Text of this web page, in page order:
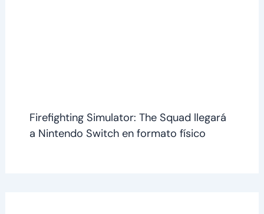
Firefighting Simulator: The Squad llegará
a Nintendo Switch en formato físico